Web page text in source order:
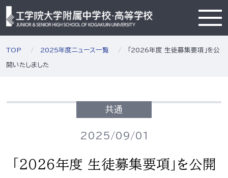
TOP 2025年度ニュース一覧 「2026年度 生徒募集要項」を公
開いたしました
共通
2025/09/01
「2026年度 生徒募集要項」を公開